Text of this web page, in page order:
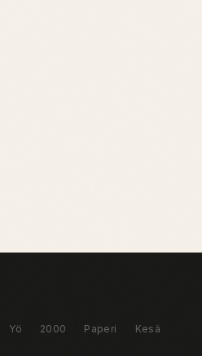
Yö 2000 Paperi Kesä